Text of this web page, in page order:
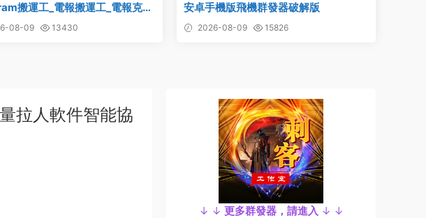
搬運工_電報搬運工_電報克隆
源批量搬運
08-09 13430
安卓手機版飛機群發器破解版
2026-08-09 15826
拉人軟件智能協
↓ ↓ 更多群發器，請進入 ↓ ↓